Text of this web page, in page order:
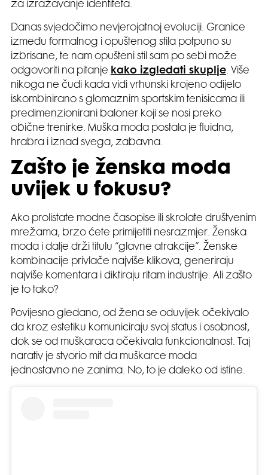
za izražavanje identiteta.
Danas svjedočimo nevjerojatnoj evoluciji. Granice
između formalnog i opuštenog stila potpuno su
izbrisane, te nam opušteni stil sam po sebi može
odgovoriti na pitanje kako izgledati skuplje. Više
nikoga ne čudi kada vidi vrhunski krojeno odijelo
iskombinirano s glomaznim sportskim tenisicama ili
predimenzionirani baloner koji se nosi preko
obične trenirke. Muška moda postala je fluidna,
hrabra i iznad svega, zabavna.
Zašto je ženska moda
uvijek u fokusu?
Ako prolistate modne časopise ili skrolate društvenim
mrežama, brzo ćete primijetiti nesrazmjer. Ženska
moda i dalje drži titulu “glavne atrakcije”. Ženske
kombinacije privlače najviše klikova, generiraju
najviše komentara i diktiraju ritam industrije. Ali zašto
je to tako?
Povijesno gledano, od žena se oduvijek očekivalo
da kroz estetiku komuniciraju svoj status i osobnost,
dok se od muškaraca očekivala funkcionalnost. Taj
narativ je stvorio mit da muškarce moda
jednostavno ne zanima. No, to je daleko od istine.